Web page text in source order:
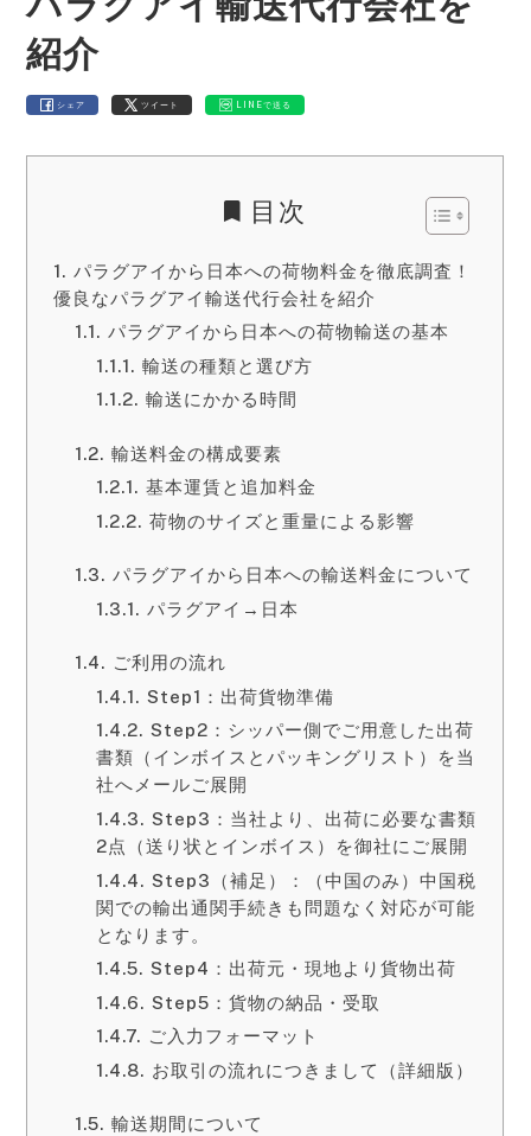
紹介
シェア ツイート LINEで送る
目次
パラグアイから日本への荷物料金を徹底調査！
優良なパラグアイ輸送代行会社を紹介
パラグアイから日本への荷物輸送の基本
輸送の種類と選び方
輸送にかかる時間
輸送料金の構成要素
基本運賃と追加料金
荷物のサイズと重量による影響
パラグアイから日本への輸送料金について
パラグアイ→日本
ご利用の流れ
Step1：出荷貨物準備
Step2：シッパー側でご用意した出荷
書類（インボイスとパッキングリスト）を当
社へメールご展開
Step3：当社より、出荷に必要な書類
2点（送り状とインボイス）を御社にご展開
Step3（補足）：（中国のみ）中国税
関での輸出通関手続きも問題なく対応が可能
となります。
Step4：出荷元・現地より貨物出荷
Step5：貨物の納品・受取
ご入力フォーマット
お取引の流れにつきまして（詳細版）
輸送期間について